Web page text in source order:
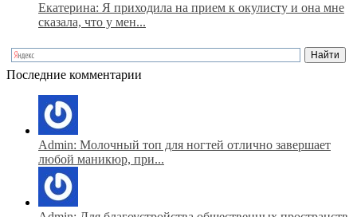
Екатерина: Я приходила на прием к окулисту и она мне
сказала, что у мен...
Последние комментарии
Admin: Молочный топ для ногтей отлично завершает
любой маникюр, при...